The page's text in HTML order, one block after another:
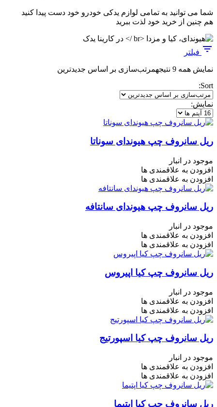
شما می توانید به تمامی لوازم یدکی خودرو خود دست پیدا کنید
هم چنین از خرید خود لذت ببرید
فیلتر
نمایش همه 9 نتیجه
مرتب‌سازی بر اساس جدیدترین
Sort:
نمایش:
ریل سانروف چپ هیوندای سوناتا
موجود در انبار
افزودن به علاقمندی ها
افزودن به علاقمندی ها
ریل سانروف چپ هیوندای سانتافه
موجود در انبار
افزودن به علاقمندی ها
افزودن به علاقمندی ها
ریل سانروف چپ کیا اپیروس
موجود در انبار
افزودن به علاقمندی ها
افزودن به علاقمندی ها
ریل سانروف چپ کیا اسپورتیج
موجود در انبار
افزودن به علاقمندی ها
افزودن به علاقمندی ها
ریل سانروف چپ کیا اپتیما